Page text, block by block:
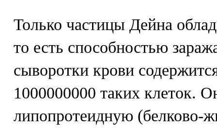
Только частицы Дейна
то есть способностью
сыворотки крови
1000000000 таких клеток.
липопротеидную (белково-